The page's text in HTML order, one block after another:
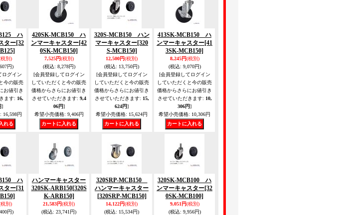
ハ
ター[32
別)
円)
ログイン
今の販売
お値引き
ます: 16,
]
: 16,598円
420SK-MCB150 ハ
ンマーキャスター[42
0SK-MCB150]
7,525円(税別)
(税込: 8,278円)
[会員登録してログイン
していただくと今の販売
価格からさらにお値引き
させていただきます: 9,4
06円]
希望小売価格: 9,406円
320S-MCB150 ハン
マーキャスター[320
S-MCB150]
12,500円(税別)
(税込: 13,750円)
[会員登録してログイン
していただくと今の販売
価格からさらにお値引き
させていただきます: 15,
624円]
希望小売価格: 15,624円
413SK-MCB150 ハ
ンマーキャスター[41
3SK-MCB150]
8,245円(税別)
(税込: 9,070円)
[会員登録してログイン
していただくと今の販売
価格からさらにお値引き
させていただきます: 10,
306円]
希望小売価格: 10,306円
ハ
ター[31
別)
円)
ハンマーキャスター
320SK-ARB150[320S
K-ARB150]
21,583円(税別)
(税込: 23,741円)
320SRP-MCB150
ハンマーキャスター
[320SRP-MCB150]
14,122円(税別)
(税込: 15,534円)
320SK-MCB100 ハ
ンマーキャスター[32
0SK-MCB100]
9,051円(税別)
(税込: 9,956円)